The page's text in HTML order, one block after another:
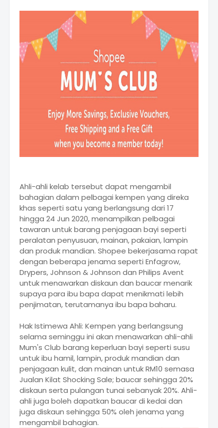
Ahli-ahli kelab tersebut dapat mengambil
bahagian dalam pelbagai kempen yang direka
khas seperti satu yang berlangsung dari 17
hingga 24 Jun 2020, menampilkan pelbagai
tawaran untuk barang penjagaan bayi seperti
peralatan penyusuan, mainan, pakaian, lampin
dan produk mandian. Shopee bekerjasama rapat
dengan beberapa jenama seperti Enfagrow,
Drypers, Johnson & Johnson dan Philips Avent
untuk menawarkan diskaun dan baucar menarik
supaya para ibu bapa dapat menikmati lebih
penjimatan, terutamanya ibu bapa baharu.
Hak Istimewa Ahli: Kempen yang berlangsung
selama seminggu ini akan menawarkan ahli-ahli
Mum's Club barang keperluan bayi seperti susu
untuk ibu hamil, lampin, produk mandian dan
penjagaan kulit, dan mainan untuk RM10 semasa
Jualan Kilat Shocking Sale; baucar sehingga 20%
diskaun serta pulangan tunai sebanyak 20%. Ahli-
ahli juga boleh dapatkan baucar di kedai dan
juga diskaun sehingga 50% oleh jenama yang
mengambil bahagian.